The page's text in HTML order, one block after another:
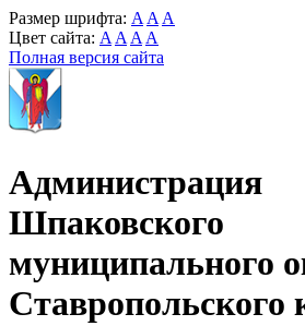
Размер шрифта: A A A
Цвет сайта: A A A A
Полная версия сайта
Администрация
Шпаковского
муниципального
Ставропольского